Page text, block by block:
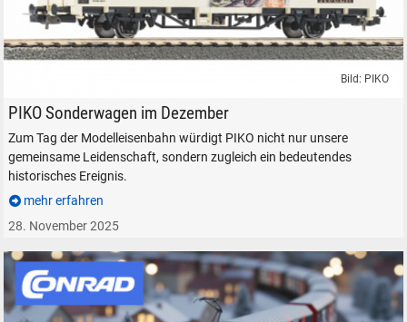
PIKO Gedeckter Güterwagen 190 Jahre Eisenbahn in Deutschland
Bild: PIKO
PIKO Sonderwagen im Dezember
Zum Tag der Modelleisenbahn würdigt PIKO nicht nur unsere
gemeinsame Leidenschaft, sondern zugleich ein bedeutendes
historisches Ereignis.
mehr erfahren
28. November 2025